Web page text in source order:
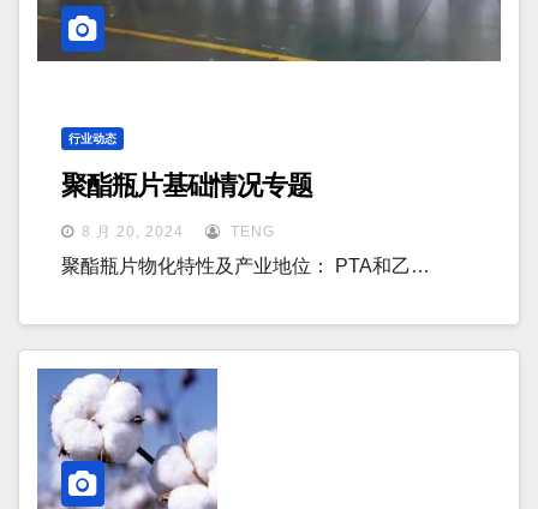
行业动态
聚酯瓶片基础情况专题
8 月 20, 2024 TENG
聚酯瓶片物化特性及产业地位： PTA和乙…